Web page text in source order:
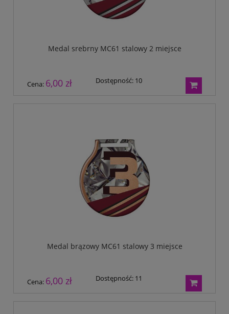
Medal srebrny MC61 stalowy 2 miejsce
Cena: 6,00 zł Dostępność: 10
Medal brązowy MC61 stalowy 3 miejsce
Cena: 6,00 zł Dostępność: 11